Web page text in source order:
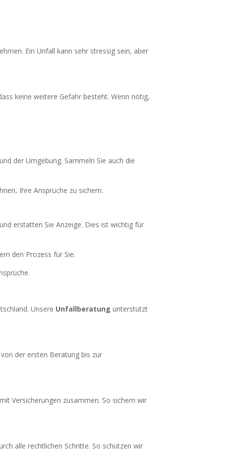
Ein Unfall kann sehr stressig sein, aber
keine weitere Gefahr besteht. Wenn nötig,
der Umgebung. Sammeln Sie auch die
Ihre Ansprüche zu sichern.
erstatten Sie Anzeige. Dies ist wichtig für
den Prozess für Sie.
Unsere Unfallberatung unterstützt
der ersten Beratung bis zur
Versicherungen zusammen. So sichern wir
alle rechtlichen Schritte. So schützen wir